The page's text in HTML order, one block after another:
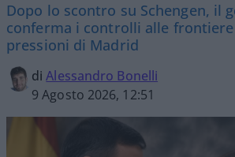
Dopo lo scontro su Schengen, il
conferma i controlli alle
pressioni di Madrid
diAlessandro Bonelli
9 Agosto 2026, 12:51